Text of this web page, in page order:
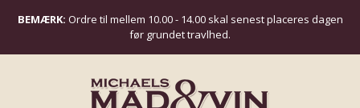
BEMÆRK: Ordre til mellem 10.00 - 14.00 skal senest placeres dagen
før grundet travlhed.